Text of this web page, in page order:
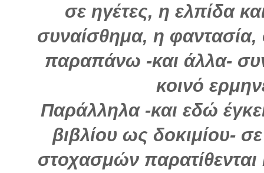
σε ηγέτες, η ελπίδα
συναίσθημα, η
παραπάνω -και άλλα-
κοινό
Παράλληλα -και εδώ
βιβλίου ως δοκιμίου-
στοχασμών παρατίθενται